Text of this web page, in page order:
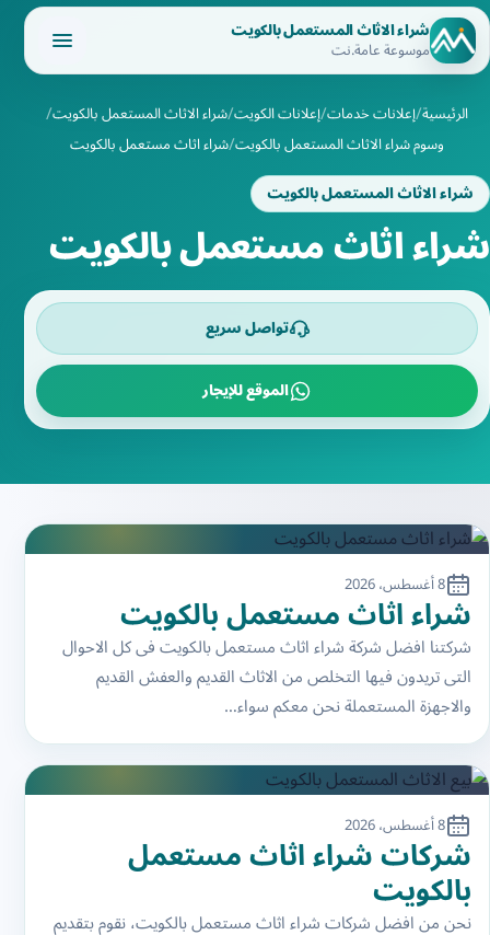
شراء الاثاث المستعمل بالكويت
موسوعة عامة.نت
الرئيسية إعلانات خدمات إعلانات الكويت شراء الاثاث المستعمل بالكويت
وسوم شراء الاثاث المستعمل بالكويت شراء اثاث مستعمل بالكويت
شراء الاثاث المستعمل بالكويت
شراء اثاث مستعمل بالكويت
تواصل سريع
الموقع للإيجار
8 أغسطس، 2026
شراء اثاث مستعمل بالكويت
شركتنا افضل شركة شراء اثاث مستعمل بالكويت فى كل الاحوال
التى تريدون فيها التخلص من الاثاث القديم والعفش القديم
والاجهزة المستعملة نحن معكم سواء…
8 أغسطس، 2026
شركات شراء اثاث مستعمل
بالكويت
نحن من افضل شركات شراء اثاث مستعمل بالكويت، نقوم بتقديم